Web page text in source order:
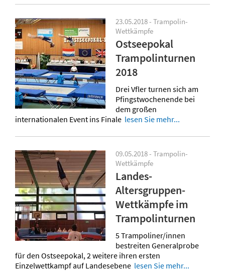
23.05.2018 - Trampolin-
Wettkämpfe
Ostseepokal
Trampolinturnen
2018
Drei Vfler turnen sich am
Pfingstwochenende bei
dem großen
internationalen Event ins Finale lesen Sie mehr...
09.05.2018 - Trampolin-
Wettkämpfe
Landes-
Altersgruppen-
Wettkämpfe im
Trampolinturnen
5 Trampoliner/innen
bestreiten Generalprobe
für den Ostseepokal, 2 weitere ihren ersten
Einzelwettkampf auf Landesebene lesen Sie mehr...